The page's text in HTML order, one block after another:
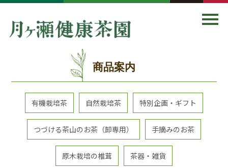
商品案内
有機栽培茶 自然栽培茶 特別企画・ギフト
つづける茶山のお茶（卸専用） 手摘みのお茶
原木栽培の椎茸 茶器・雑貨